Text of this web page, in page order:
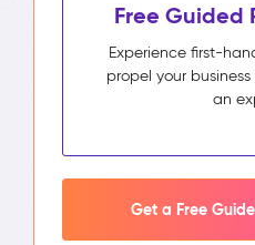
Free Guided
Experience first-
propel your
an
Get a Free